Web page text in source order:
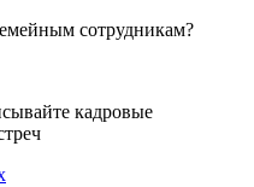
сотрудникам?
кадровые